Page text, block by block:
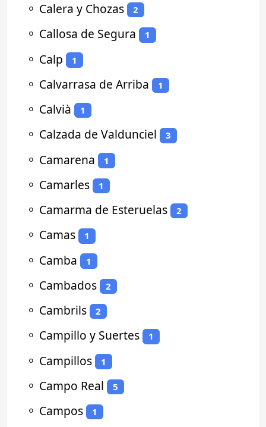
⚬ Calera y Chozas 2
⚬ Callosa de Segura 1
⚬ Calp 1
⚬ Calvarrasa de Arriba 1
⚬ Calvià 1
⚬ Calzada de Valdunciel 3
⚬ Camarena 1
⚬ Camarles 1
⚬ Camarma de Esteruelas 2
⚬ Camas 1
⚬ Camba 1
⚬ Cambados 2
⚬ Cambrils 2
⚬ Campillo y Suertes 1
⚬ Campillos 1
⚬ Campo Real 5
⚬ Campos 1